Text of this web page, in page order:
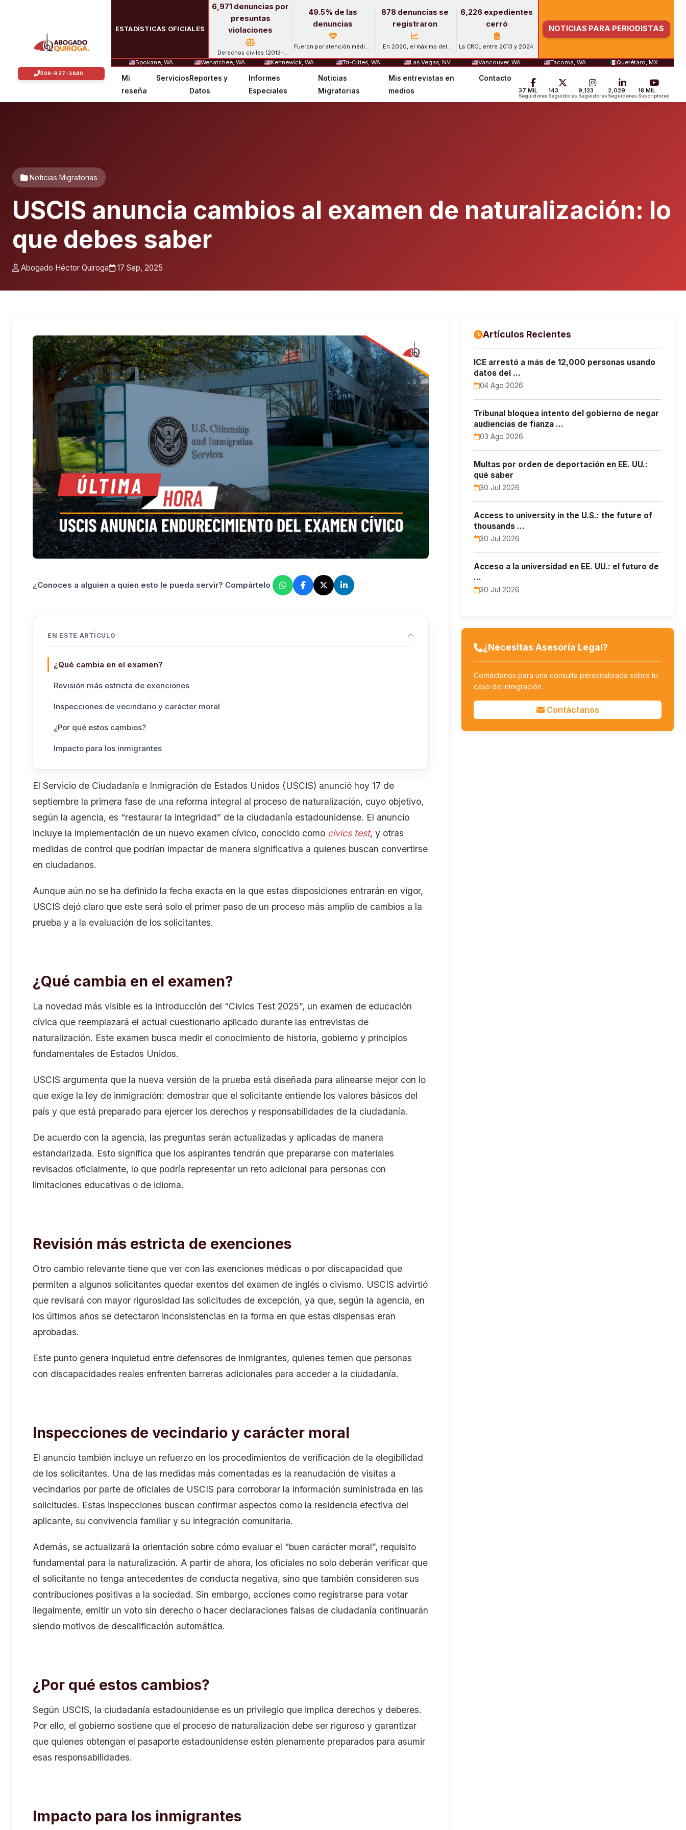
ESTADÍSTICAS OFICIALES
6,971 denuncias por
presuntas
violaciones
Derechos civiles (2013–
2024).
49.5% de las
denuncias
Fueron por atención médica
878 denuncias se
registraron
En 2020, el máximo del
6,226 expedientes
cerró
La CRCL entre 2013 y 2024.
NOTICIAS PARA PERIODISTAS
Spokane, WA Wenatchee, WA Kennewick, WA Tri-Cities, WA Las Vegas, NV Vancouver, WA Tacoma, WA Querétaro, MX
Mi
reseña
ServiciosReportes y
Datos
Informes
Especiales
Noticias
Migratorias
Mis entrevistas en
medios
Contacto
37 MIL
Seguidores
143
Seguidores
9,123
Seguidores
2,029
Seguidores
18 MIL
Suscriptores
Noticias Migratorias
USCIS anuncia cambios al examen de naturalización: lo
que debes saber
Abogado Héctor Quiroga 17 Sep, 2025
¿Conoces a alguien a quien esto le pueda servir? Compártelo
EN ESTE ARTÍCULO
¿Qué cambia en el examen?
Revisión más estricta de exenciones
Inspecciones de vecindario y carácter moral
¿Por qué estos cambios?
Impacto para los inmigrantes
El Servicio de Ciudadanía e Inmigración de Estados Unidos (USCIS) anunció hoy 17 de
septiembre la primera fase de una reforma integral al proceso de naturalización, cuyo objetivo,
según la agencia, es “restaurar la integridad” de la ciudadanía estadounidense. El anuncio
incluye la implementación de un nuevo examen cívico, conocido como civics test, y otras
medidas de control que podrían impactar de manera significativa a quienes buscan convertirse
en ciudadanos.
Aunque aún no se ha definido la fecha exacta en la que estas disposiciones entrarán en vigor,
USCIS dejó claro que este será solo el primer paso de un proceso más amplio de cambios a la
prueba y a la evaluación de los solicitantes.
¿Qué cambia en el examen?
La novedad más visible es la introducción del “Civics Test 2025”, un examen de educación
cívica que reemplazará el actual cuestionario aplicado durante las entrevistas de
naturalización. Este examen busca medir el conocimiento de historia, gobierno y principios
fundamentales de Estados Unidos.
USCIS argumenta que la nueva versión de la prueba está diseñada para alinearse mejor con lo
que exige la ley de inmigración: demostrar que el solicitante entiende los valores básicos del
país y que está preparado para ejercer los derechos y responsabilidades de la ciudadanía.
De acuerdo con la agencia, las preguntas serán actualizadas y aplicadas de manera
estandarizada. Esto significa que los aspirantes tendrán que prepararse con materiales
revisados oficialmente, lo que podría representar un reto adicional para personas con
limitaciones educativas o de idioma.
Revisión más estricta de exenciones
Otro cambio relevante tiene que ver con las exenciones médicas o por discapacidad que
permiten a algunos solicitantes quedar exentos del examen de inglés o civismo. USCIS advirtió
que revisará con mayor rigurosidad las solicitudes de excepción, ya que, según la agencia, en
los últimos años se detectaron inconsistencias en la forma en que estas dispensas eran
aprobadas.
Este punto genera inquietud entre defensores de inmigrantes, quienes temen que personas
con discapacidades reales enfrenten barreras adicionales para acceder a la ciudadanía.
Inspecciones de vecindario y carácter moral
El anuncio también incluye un refuerzo en los procedimientos de verificación de la elegibilidad
de los solicitantes. Una de las medidas más comentadas es la reanudación de visitas a
vecindarios por parte de oficiales de USCIS para corroborar la información suministrada en las
solicitudes. Estas inspecciones buscan confirmar aspectos como la residencia efectiva del
aplicante, su convivencia familiar y su integración comunitaria.
Además, se actualizará la orientación sobre cómo evaluar el “buen carácter moral”, requisito
fundamental para la naturalización. A partir de ahora, los oficiales no solo deberán verificar que
el solicitante no tenga antecedentes de conducta negativa, sino que también consideren sus
contribuciones positivas a la sociedad. Sin embargo, acciones como registrarse para votar
ilegalmente, emitir un voto sin derecho o hacer declaraciones falsas de ciudadanía continuarán
siendo motivos de descalificación automática.
¿Por qué estos cambios?
Según USCIS, la ciudadanía estadounidense es un privilegio que implica derechos y deberes.
Por ello, el gobierno sostiene que el proceso de naturalización debe ser riguroso y garantizar
que quienes obtengan el pasaporte estadounidense estén plenamente preparados para asumir
esas responsabilidades.
Impacto para los inmigrantes
Artículos Recientes
ICE arrestó a más de 12,000 personas usando
datos del …
04 Ago 2026
Tribunal bloquea intento del gobierno de negar
audiencias de fianza …
03 Ago 2026
Multas por orden de deportación en EE. UU.:
qué saber
30 Jul 2026
Access to university in the U.S.: the future of
thousands …
30 Jul 2026
Acceso a la universidad en EE. UU.: el futuro de
…
30 Jul 2026
¿Necesitas Asesoría Legal?
Contáctanos para una consulta personalizada sobre tu
caso de inmigración.
Contáctanos